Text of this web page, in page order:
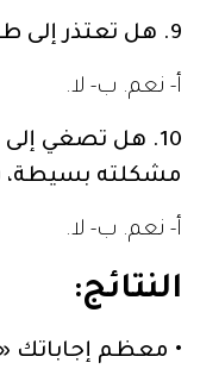
9. هل تعتذر إلى طفلك؛ إذا أخطأت في حقه؟
أ- نعم. ب- لا.
10. هل تصغي
مشكلته بسيطة،
أ- نعم. ب- لا.
النتائج:
• معظم إجاباتك